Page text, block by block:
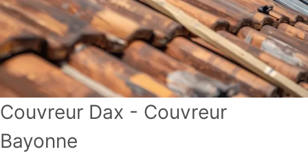
Couvreur Dax - Couvreur
Bayonne